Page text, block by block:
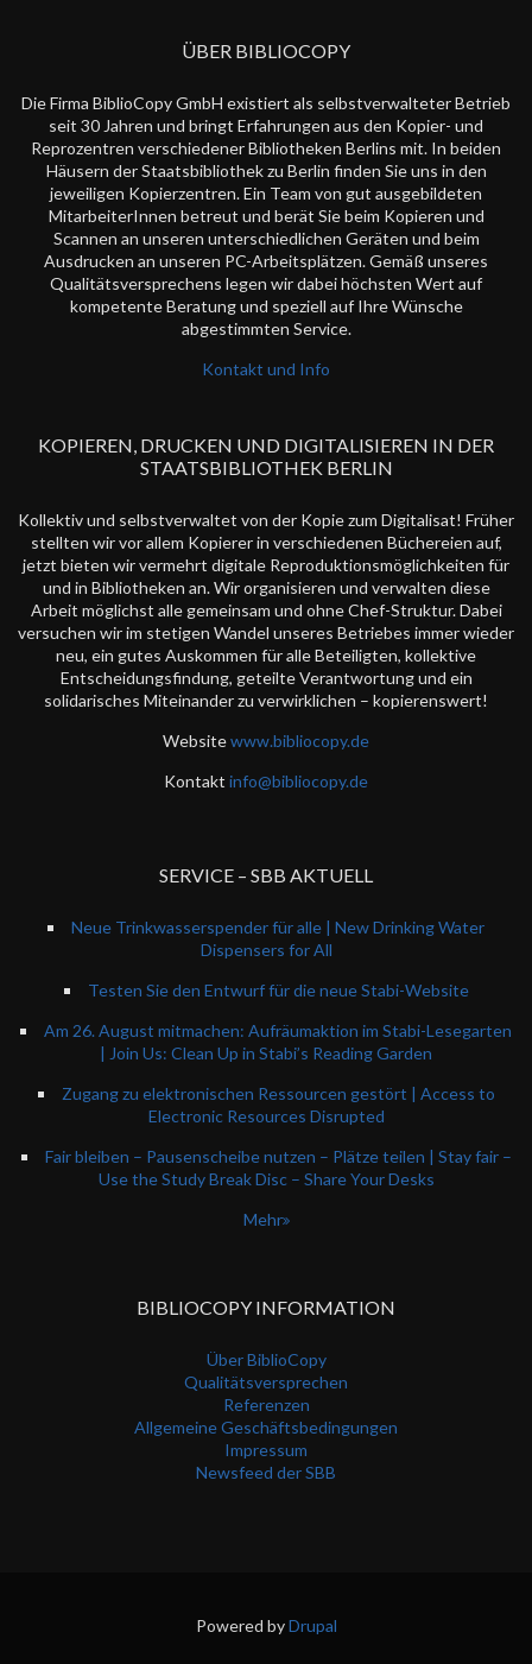
ÜBER BIBLIOCOPY
Die Firma BiblioCopy GmbH existiert als selbstverwalteter Betrieb
seit 30 Jahren und bringt Erfahrungen aus den Kopier- und
Reprozentren verschiedener Bibliotheken Berlins mit. In beiden
Häusern der Staatsbibliothek zu Berlin finden Sie uns in den
jeweiligen Kopierzentren. Ein Team von gut ausgebildeten
MitarbeiterInnen betreut und berät Sie beim Kopieren und
Scannen an unseren unterschiedlichen Geräten und beim
Ausdrucken an unseren PC-Arbeitsplätzen. Gemäß unseres
Qualitätsversprechens legen wir dabei höchsten Wert auf
kompetente Beratung und speziell auf Ihre Wünsche
abgestimmten Service.
Kontakt und Info
KOPIEREN, DRUCKEN UND DIGITALISIEREN IN DER
STAATSBIBLIOTHEK BERLIN
Kollektiv und selbstverwaltet von der Kopie zum Digitalisat! Früher
stellten wir vor allem Kopierer in verschiedenen Büchereien auf,
jetzt bieten wir vermehrt digitale Reproduktionsmöglichkeiten für
und in Bibliotheken an. Wir organisieren und verwalten diese
Arbeit möglichst alle gemeinsam und ohne Chef-Struktur. Dabei
versuchen wir im stetigen Wandel unseres Betriebes immer wieder
neu, ein gutes Auskommen für alle Beteiligten, kollektive
Entscheidungsfindung, geteilte Verantwortung und ein
solidarisches Miteinander zu verwirklichen – kopierenswert!
Websitewww.bibliocopy.de
Kontakt info@bibliocopy.de
SERVICE – SBB AKTUELL
Neue Trinkwasserspender für alle | New Drinking Water
Dispensers for All
Testen Sie den Entwurf für die neue Stabi-Website
Am 26. August mitmachen: Aufräumaktion im Stabi-Lesegarten
| Join Us: Clean Up in Stabi’s Reading Garden
Zugang zu elektronischen Ressourcen gestört | Access to
Electronic Resources Disrupted
Fair bleiben – Pausenscheibe nutzen – Plätze teilen | Stay fair –
Use the Study Break Disc – Share Your Desks
Mehr
BIBLIOCOPY INFORMATION
Über BiblioCopy
Qualitätsversprechen
Referenzen
Allgemeine Geschäftsbedingungen
Impressum
Newsfeed der SBB
Powered byDrupal